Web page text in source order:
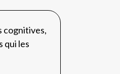
cognitives,
qui les